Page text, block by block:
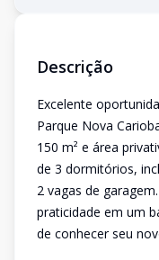
Descrição
Excelente
Parque Nova
150 m² e área
de 3 dormitórios,
2 vagas de
praticidade em um
de conhecer seu